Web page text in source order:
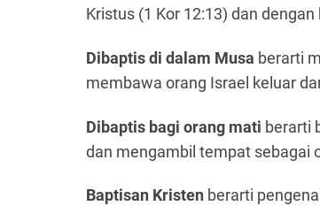
Kristus (1 Kor 12:13) dan
Dibaptis di dalam Musa berarti
membawa orang Israel keluar
Dibaptis bagi orang mati berarti
dan mengambil tempat sebagai
Baptisan Kristen berarti